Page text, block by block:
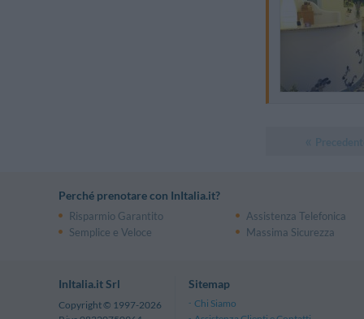
Perché prenotare con InItalia.it?
Risparmio Garantito Assistenza Telefonica
Semplice e Veloce
Massima Sicurezza
InItalia.it Srl
Copyright © 1997-2026
Sitemap
Chi Siamo